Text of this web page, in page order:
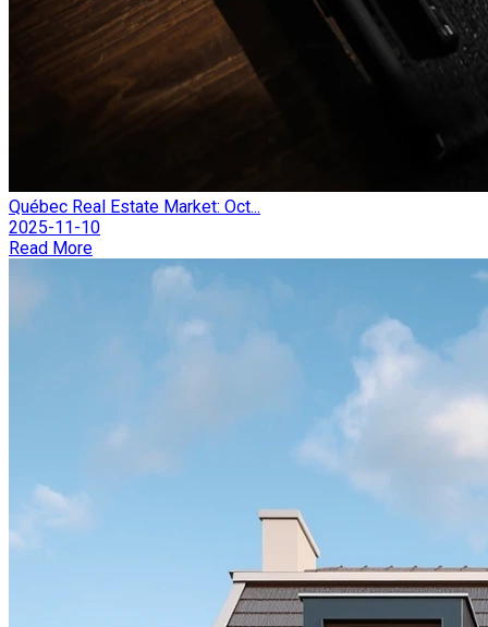
Québec Real Estate Market: Oct...
2025-11-10
Read More